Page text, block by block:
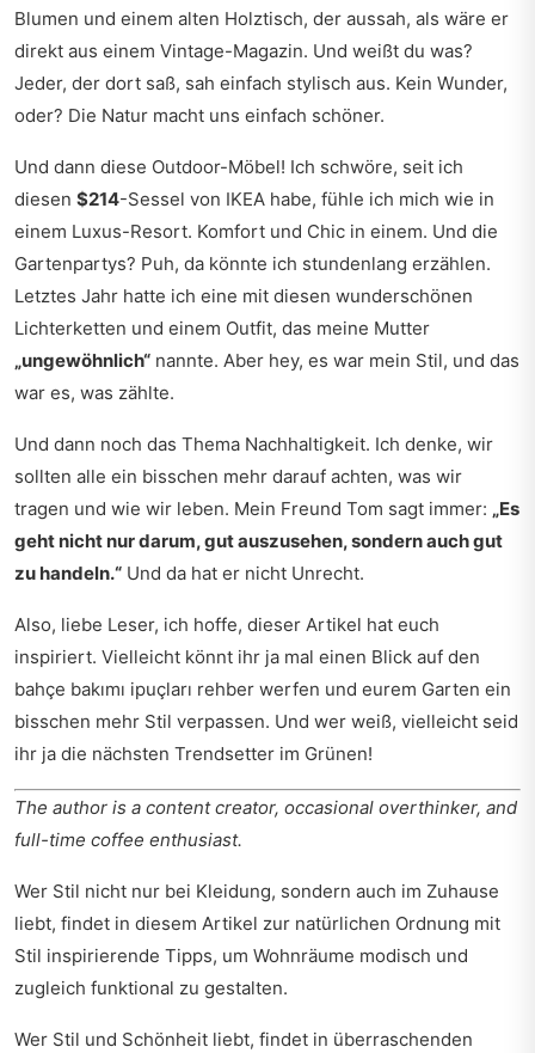
Blumen und einem alten Holztisch, der aussah, als wäre er
direkt aus einem Vintage-Magazin. Und weißt du was?
Jeder, der dort saß, sah einfach stylisch aus. Kein Wunder,
oder? Die Natur macht uns einfach schöner.
Und dann diese Outdoor-Möbel! Ich schwöre, seit ich
diesen $214-Sessel von IKEA habe, fühle ich mich wie in
einem Luxus-Resort. Komfort und Chic in einem. Und die
Gartenpartys? Puh, da könnte ich stundenlang erzählen.
Letztes Jahr hatte ich eine mit diesen wunderschönen
Lichterketten und einem Outfit, das meine Mutter
„ungewöhnlich“ nannte. Aber hey, es war mein Stil, und das
war es, was zählte.
Und dann noch das Thema Nachhaltigkeit. Ich denke, wir
sollten alle ein bisschen mehr darauf achten, was wir
tragen und wie wir leben. Mein Freund Tom sagt immer: „Es
geht nicht nur darum, gut auszusehen, sondern auch gut
zu handeln.“ Und da hat er nicht Unrecht.
Also, liebe Leser, ich hoffe, dieser Artikel hat euch
inspiriert. Vielleicht könnt ihr ja mal einen Blick auf den
bahçe bakımı ipuçları rehber werfen und eurem Garten ein
bisschen mehr Stil verpassen. Und wer weiß, vielleicht seid
ihr ja die nächsten Trendsetter im Grünen!
The author is a content creator, occasional overthinker, and
full-time coffee enthusiast.
Wer Stil nicht nur bei Kleidung, sondern auch im Zuhause
liebt, findet in diesem Artikel zur natürlichen Ordnung mit
Stil inspirierende Tipps, um Wohnräume modisch und
zugleich funktional zu gestalten.
Wer Stil und Schönheit liebt, findet in überraschenden